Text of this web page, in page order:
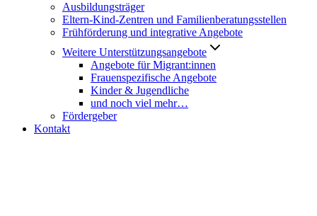
Ausbildungsträger
Eltern-Kind-Zentren und Familienberatungsstellen
Frühförderung und integrative Angebote
Weitere Unterstützungsangebote
Angebote für Migrant:innen
Frauenspezifische Angebote
Kinder & Jugendliche
und noch viel mehr…
Fördergeber
Kontakt